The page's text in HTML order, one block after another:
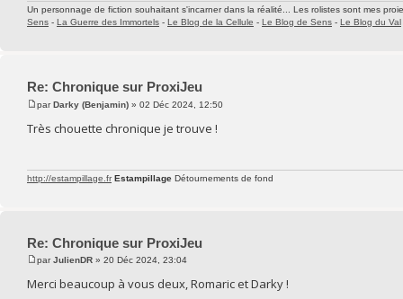
Un personnage de fiction souhaitant s'incarner dans la réalité... Les rolistes sont mes
Sens - La Guerre des Immortels - Le Blog de la Cellule - Le Blog de Sens - Le Blog du Val
Re: Chronique sur ProxiJeu
parDarky (Benjamin) » 02 Déc 2024, 12:50
Très chouette chronique je trouve !
http://estampillage.fr Estampillage Détournements de fond
Re: Chronique sur ProxiJeu
parJulienDR » 20 Déc 2024, 23:04
Merci beaucoup à vous deux, Romaric et Darky !